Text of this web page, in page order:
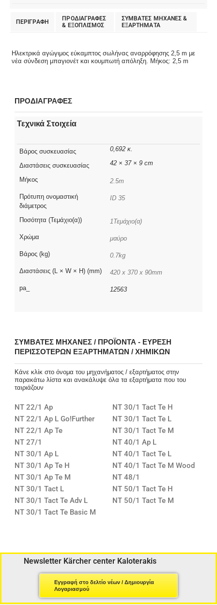
ΠΕΡΙΓΡΑΦΗ
ΠΡΟΔΙΑΓΡΑΦΕΣ
& EΞΟΠΛΙΣΜΟΣ
ΣΥΜΒΑΤΕΣ ΜΗΧΑΝΕΣ &
ΕΞΑΡΤΗΜΑΤΑ
Ηλεκτρικά αγώγιμος εύκαμπτος σωλήνας αναρρόφησης 2,5 m με
νέα σύνδεση μπαγιονέτ και κουμπωτή απόληξη. Μήκος: 2,5 m
ΠΡΟΔΙΑΓΡΑΦΕΣ
Τεχνικά Στοιχεία
Βάρος συσκευασίας 0,692 κ.
Διαστάσεις συσκευασίας 42 × 37 × 9 cm
Μήκος 2.5m
Πρότυπη ονομαστική
διάμετρος
ID 35
Ποσότητα (Τεμάχιο(α)) 1Τεμάχιο(α)
Χρώμα μαύρο
Βάρος (kg) 0.7kg
Διαστάσεις (L × W × H) (mm) 420 x 370 x 90mm
pa_ 12563
ΣΥΜΒΑΤΈΣ ΜΗΧΑΝΈΣ / ΠΡΟΪΌΝΤΑ - ΕΎΡΕΣΗ
ΠΕΡΙΣΣΌΤΕΡΩΝ ΕΞΑΡΤΗΜΆΤΩΝ / ΧΗΜΙΚΏΝ
Κάνε κλίκ στο όνομα του μηχανήματος / εξαρτήματος στην
παρακάτω λίστα και ανακάλυψε όλα τα εξαρτήματα που του
ταιριάζουν
NT 22/1 Ap
NT 22/1 Ap L Go!Further
NT 22/1 Ap Te
NT 27/1
NT 30/1 Ap L
NT 30/1 Ap Te H
NT 30/1 Ap Te M
NT 30/1 Tact L
NT 30/1 Tact Te Adv L
NT 30/1 Tact Te Basic M
NT 30/1 Tact Te H
NT 30/1 Tact Te L
NT 30/1 Tact Te M
NT 40/1 Ap L
NT 40/1 Tact Te L
NT 40/1 Tact Te M Wood
NT 48/1
NT 50/1 Tact Te H
NT 50/1 Tact Te M
Newsletter Kärcher center Kaloterakis
Εγγραφή στο δελτίο νέων / Δημιουργία
Λογαριασμού